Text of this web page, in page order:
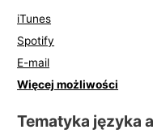
iTunes
Spotify
E-mail
Więcej możliwości
Tematyka języka